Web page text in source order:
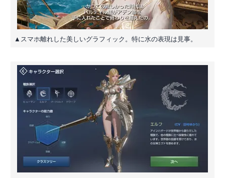
▲スマホ離れした美しいグラフィック。特に水の表現は見事。